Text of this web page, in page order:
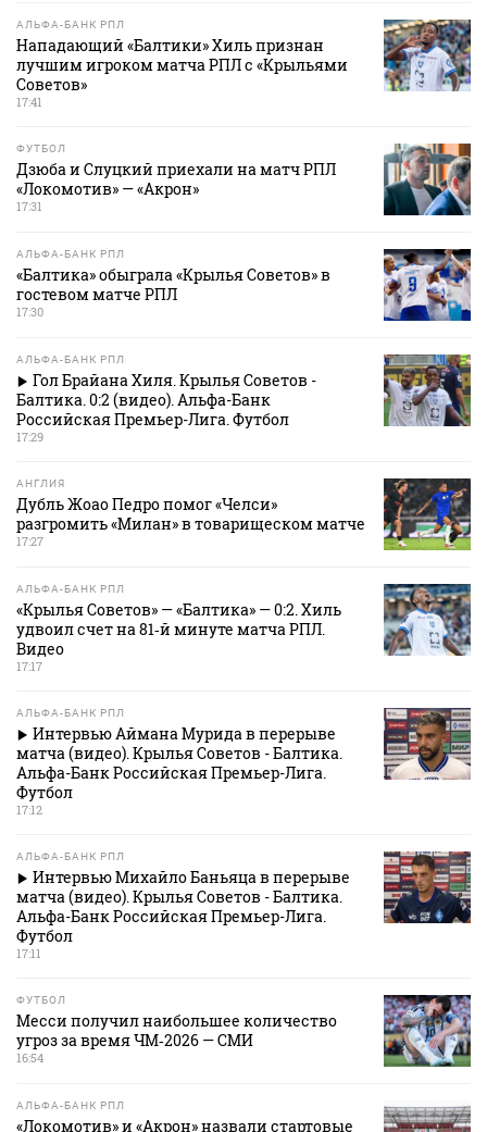
АЛЬФА-БАНК РПЛ
Нападающий «Балтики» Хиль признан
лучшим игроком матча РПЛ с «Крыльями
Советов»
17:41
ФУТБОЛ
Дзюба и Слуцкий приехали на матч РПЛ
«Локомотив» — «Акрон»
17:31
АЛЬФА-БАНК РПЛ
«Балтика» обыграла «Крылья Советов» в
гостевом матче РПЛ
17:30
АЛЬФА-БАНК РПЛ
Гол Брайана Хиля. Крылья Советов -
Балтика. 0:2 (видео). Альфа-Банк
Российская Премьер-Лига. Футбол
17:29
АНГЛИЯ
Дубль Жоао Педро помог «Челси»
разгромить «Милан» в товарищеском матче
17:27
АЛЬФА-БАНК РПЛ
«Крылья Советов» — «Балтика» — 0:2. Хиль
удвоил счет на 81‑й минуте матча РПЛ.
Видео
17:17
АЛЬФА-БАНК РПЛ
Интервью Аймана Мурида в перерыве
матча (видео). Крылья Советов - Балтика.
Альфа-Банк Российская Премьер-Лига.
Футбол
17:12
АЛЬФА-БАНК РПЛ
Интервью Михайло Баньяца в перерыве
матча (видео). Крылья Советов - Балтика.
Альфа-Банк Российская Премьер-Лига.
Футбол
17:11
ФУТБОЛ
Месси получил наибольшее количество
угроз за время ЧМ‑2026 — СМИ
16:54
АЛЬФА-БАНК РПЛ
«Локомотив» и «Акрон» назвали стартовые